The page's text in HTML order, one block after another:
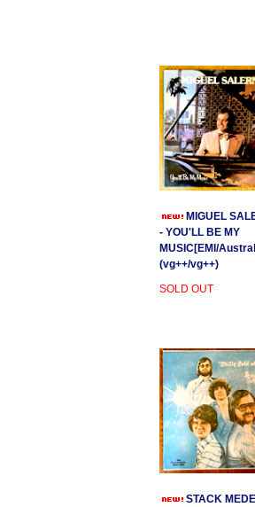
MIGUEL
- YOU'LL BE MY
MUSIC[EMI/
(vg++/vg++)
SOLD OUT
STACK